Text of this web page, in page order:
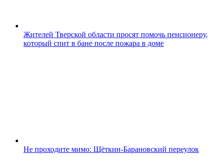
Жителей Тверской области просят помочь пенсионеру,
который спит в бане после пожара в доме
Не проходите мимо: Щёткин-Барановский переулок